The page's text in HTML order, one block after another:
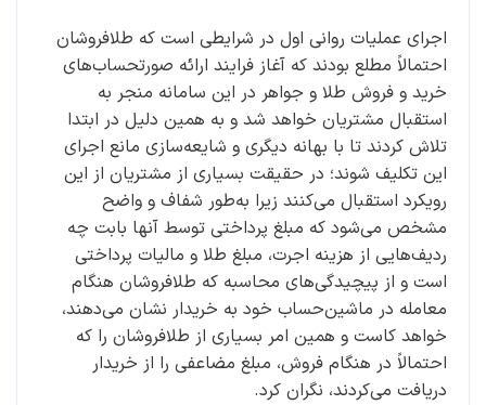
اجرای عملیات روانی اول در شرایطی است که طلافروشان
احتمالاً مطلع بودند که آغاز فرایند ارائه صورتحساب‌های
خرید و فروش طلا و جواهر در این سامانه منجر به
استقبال مشتریان خواهد شد و به همین دلیل در ابتدا
تلاش کردند تا با بهانه دیگری و شایعه‌سازی مانع اجرای
این تکلیف شوند؛ در حقیقت بسیاری از مشتریان از این
رویکرد استقبال می‌کنند زیرا به‌طور شفاف و واضح
مشخص می‌شود که مبلغ پرداختی توسط آنها بابت چه
ردیف‌هایی از هزینه‌ اجرت، مبلغ طلا و مالیات پرداختی
است و از پیچیدگی‌های محاسبه که طلافروشان هنگام
معامله در ماشین‌حساب خود به خریدار نشان می‌دهند،
خواهد کاست و همین امر بسیاری از طلافروشان را که
احتمالاً در هنگام فروش، مبلغ مضاعفی را از خریدار
دریافت می‌کردند، نگران کرد.